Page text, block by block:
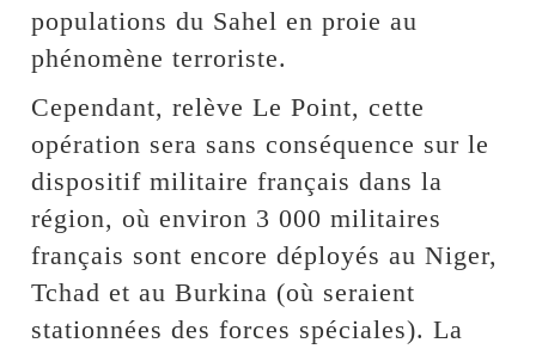
populations du Sahel en proie au
phénomène terroriste.
Cependant, relève Le Point, cette
opération sera sans conséquence sur le
dispositif militaire français dans la
région, où environ 3 000 militaires
français sont encore déployés au Niger,
Tchad et au Burkina (où seraient
stationnées des forces spéciales). La